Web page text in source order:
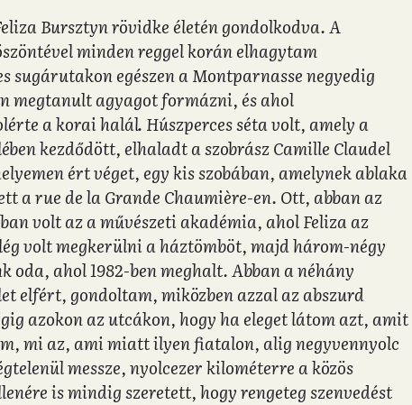
Bursztyn rövidke életén gondolkodva. A
minden reggel korán elhagytam
sugárutakon egészen a Montparnasse negyedig
megtanult agyagot formázni, és ahol
a korai halál. Húszperces séta volt, amely a
kezdődött, elhaladt a szobrász Camille Claudel
ért véget, egy kis szobában, amelynek ablaka
a rue de la Grande Chaumière-en. Ott, abban az
volt az a művészeti akadémia, ahol Feliza az
volt megkerülni a háztömböt, majd három-négy
oda, ahol 1982-ben meghalt. Abban a néhány
elfért, gondoltam, miközben azzal az abszurd
azokon az utcákon, hogy ha eleget látom azt, amit
mi az, ami miatt ilyen fiatalon, alig negyvennyolc
messze, nyolcezer kilométerre a közös
is mindig szeretett, hogy rengeteg szenvedést